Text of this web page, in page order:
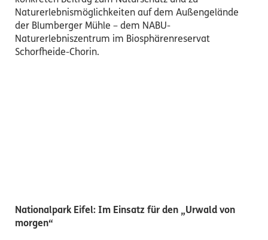
Naturerlebnismöglichkeiten auf dem Außengelände
der Blumberger Mühle – dem NABU-
Naturerlebniszentrum im Biosphärenreservat
Schorfheide-Chorin.
Nationalpark Eifel: Im Einsatz für den „Urwald von
morgen“